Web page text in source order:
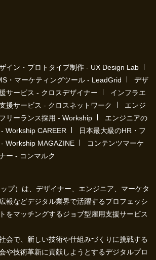
イン・プロトタイプ制作 - UX Design Lab
・マーケティングツール - LeadGrid
デザ
サービス - クロスデザイナー
インフラエ
援サービス - クロスネットワーク
エンジ
リーランス採用 - Workship
エンジニアの
Workship CAREER
日本最大級のHR・フ
Workship MAGAZINE
コンテンツマーケ
ー - コンマルク
プ）は、デザイナー、エンジニア、マーケタ
報などデジタル業界で活躍するプロフェッシ
をマッチングするジョブ型雇用支援サービス
会で、新しい技術や仕組みづくりに挑戦する
や技術革新に貢献しようとするデジタルプロ